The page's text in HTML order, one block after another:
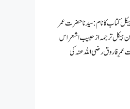
کتاب کا نام: سیدنا حضرت عمر
ہیکل ترجمہ از حبیب اشعر اس
عمرِ فاروق رضی اللہ عنہ کی